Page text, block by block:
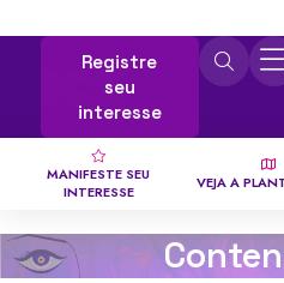
Registre
seu
interesse
MANIFESTE SEU
INTERESSE
VEJA A